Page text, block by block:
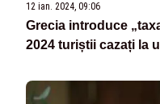
12 ian. 2024, 09:06
Grecia introduce
2024 turiștii cazați la